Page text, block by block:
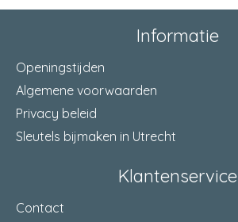
Informatie
Openingstijden
Algemene voorwaarden
Privacy beleid
Sleutels bijmaken in Utrecht
Klantenservice
Contact